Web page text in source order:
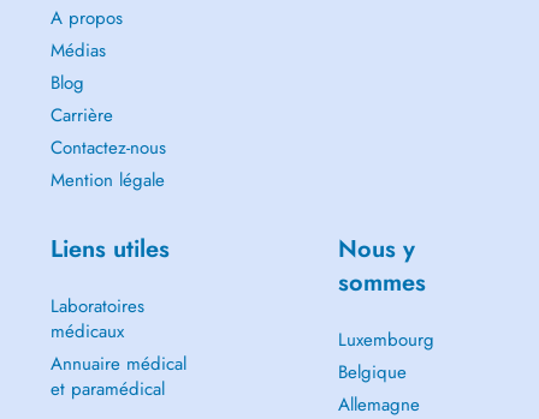
A propos
Médias
Blog
Carrière
Contactez-nous
Mention légale
Liens utiles
Laboratoires
médicaux
Annuaire médical
et paramédical
Nous y
sommes
Luxembourg
Belgique
Allemagne